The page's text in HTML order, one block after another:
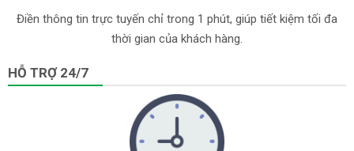
Điền thông tin trực tuyến chỉ trong 1 phút, giúp tiết kiệm tối đa
thời gian của khách hàng.
HỖ TRỢ 24/7